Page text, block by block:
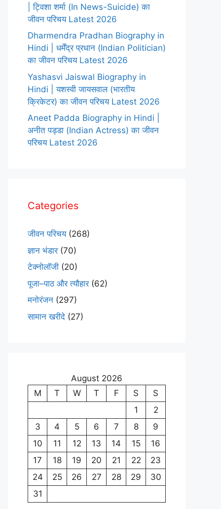
| ट्विशा शर्मा (In News-Suicide) का
जीवन परिचय Latest 2026
Dharmendra Pradhan Biography in
Hindi | धर्मेंद्र प्रधान (Indian Politician)
का जीवन परिचय Latest 2026
Yashasvi Jaiswal Biography in
Hindi | यशस्वी जायसवाल (भारतीय
क्रिकेटर) का जीवन परिचय Latest 2026
Aneet Padda Biography in Hindi |
अनीत पड्डा (Indian Actress) का जीवन
परिचय Latest 2026
Categories
जीवन परिचय(268)
ज्ञान भंडार(70)
टेक्नोलॉजी (20)
पूजा–पाठ और त्यौहार(62)
मनोरंजन (297)
सामान खरीदे (27)
August 2026
M
T W T F S
S
1
2
3
4 5 6 7 8
9
10
11 12 13 14 15
16
17
18 19 20 21 22
23
24
25 26 27 28 29
30
31